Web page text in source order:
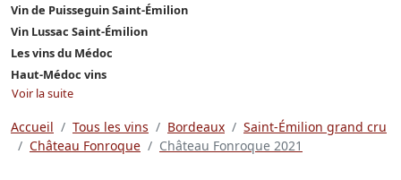
Vin de Puisseguin Saint-Émilion
Vin Lussac Saint-Émilion
Les vins du Médoc
Haut-Médoc vins
Voir la suite
Accueil Tous les vins Bordeaux
Saint-Émilion grand cru
Château Fonroque
Château Fonroque 2021